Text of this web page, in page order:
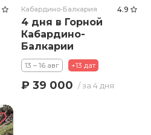
Кабардино-Балкария 4.9
4 дня в Горной
Кабардино-
Балкарии
13 – 16 авг +13 дат
₽ 39 000 / за 4 дня